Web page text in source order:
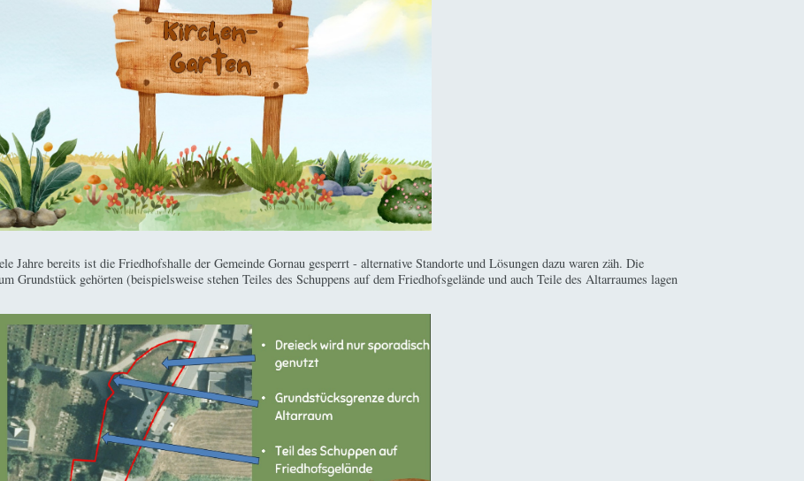
Jahre bereits ist die Friedhofshalle der Gemeinde Gornau gesperrt - alternative Standorte und Lösungen dazu waren zäh. Die
Grundstück gehörten (beispielsweise stehen Teiles des Schuppens auf dem Friedhofsgelände und auch Teile des Altarraumes lagen